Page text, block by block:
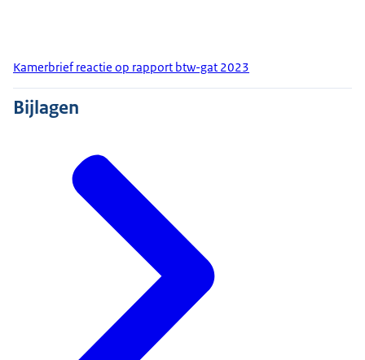
Kamerbrief reactie op rapport btw-gat 2023
Bijlagen